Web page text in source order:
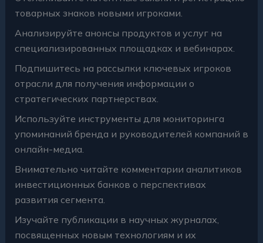
товарных знаков новыми игроками.
Анализируйте анонсы продуктов и услуг на
специализированных площадках и вебинарах.
Подпишитесь на рассылки ключевых игроков
отрасли для получения информации о
стратегических партнерствах.
Используйте инструменты для мониторинга
упоминаний бренда и руководителей компаний в
онлайн-медиа.
Внимательно читайте комментарии аналитиков
инвестиционных банков о перспективах
развития сегмента.
Изучайте публикации в научных журналах,
посвященных новым технологиям и их